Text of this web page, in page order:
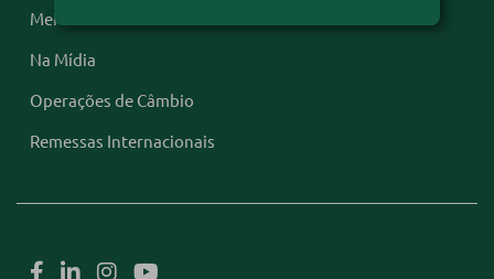
Mercado Financeiro
Na Mídia
Operações de Câmbio
Remessas Internacionais